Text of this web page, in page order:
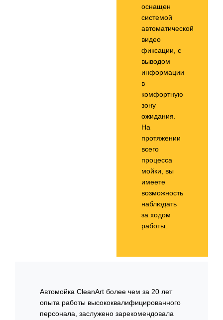
оснащен
системой
автоматической
видео
фиксации, с
выводом
информации
в
комфортную
зону
ожидания.
На
протяжении
всего
процесса
мойки, вы
имеете
возможность
наблюдать
за ходом
работы.
Автомойка CleanArt более чем за 20 лет
опыта работы высококвалифицированного
персонала, заслужено зарекомендовала